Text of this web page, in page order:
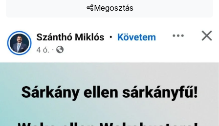
Megosztás